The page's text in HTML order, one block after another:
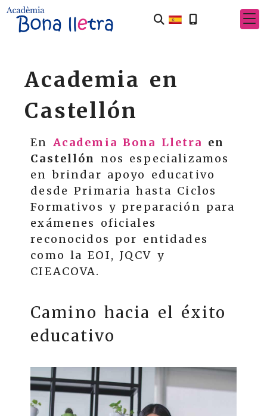
Academia en
Castellón
En Academia Bona Lletra en
Castellón
nos especializamos
en brindar apoyo educativo
desde Primaria hasta Ciclos
Formativos y preparación para
exámenes oficiales
reconocidos por entidades
como la EOI, JQCV y
CIEACOVA.
Camino hacia el éxito
educativo